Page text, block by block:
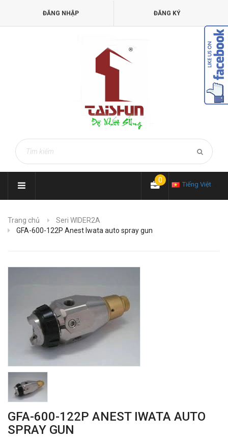
ĐĂNG NHẬP ĐĂNG KÝ
Tiếng Việt
0
Trang chủ
Seri WIDER2A
GFA-600-122P Anest Iwata auto spray gun
GFA-600-122P ANEST IWATA AUTO
SPRAY GUN